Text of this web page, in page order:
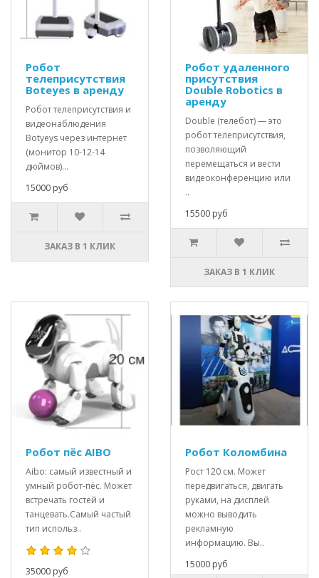
Робот
телеприсутствия
Boteyes в аренду
Робот телеприсутствия и
видеонаблюдения
Botyeys через интернет
(монитор 10-12-14
дюймов)...
15000 руб
ЗАКАЗ В 1 КЛИК
Робот удаленного
присутствия
Double Robotics в
аренду
Double (телебот) — это
робот телеприсутствия,
позволяющий
перемещаться и вести
видеоконференцию или
..
15500 руб
ЗАКАЗ В 1 КЛИК
Робот пёс AIBO
Aibo: самый известный и
умный робот-пёс. Может
встречать гостей и
танцевать.Самый частый
тип использ..
35000 руб
Робот Коломбина
Рост 120 см. Может
передвигаться, двигать
руками, на дисплей
можно выводить
рекламную
информацию. Вы..
15000 руб